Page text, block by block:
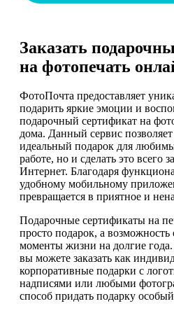
Заказать
на фотопечать
ФотоПочта предоставляет
подарить яркие эмоции и
подарочный сертификат на
дома. Данный сервис
идеальный подарок для
работе, но и сделать это всего
Интернет. Благодаря
удобному мобильному
превращается в приятное и
Подарочные сертификаты на
просто подарок, а
моменты жизни на долгие
вы можете заказать как
корпоративные подарки с
надписями или любыми
способ придать подарку